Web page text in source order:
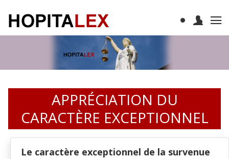
APPRÉCIATION DU
CARACTÈRE EXCEPTIONNEL
Le caractère exceptionnel de la survenue